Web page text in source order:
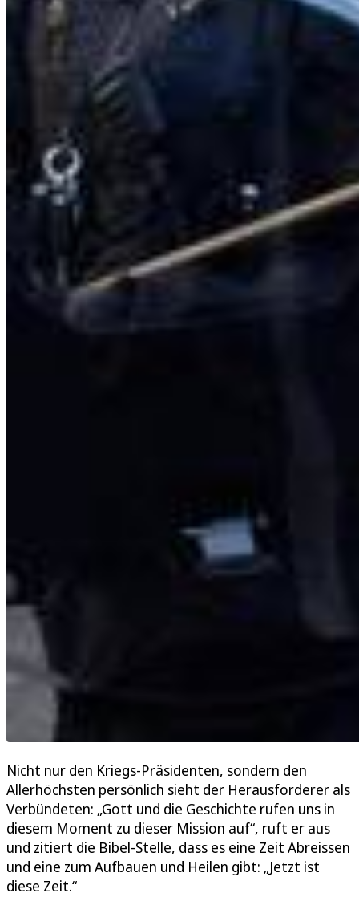
Nicht nur den Kriegs-Präsidenten, sondern den
Allerhöchsten persönlich sieht der Herausforderer als
Verbündeten: „Gott und die Geschichte rufen uns in
diesem Moment zu dieser Mission auf“, ruft er aus
und zitiert die Bibel-Stelle, dass es eine Zeit Abreissen
und eine zum Aufbauen und Heilen gibt: „Jetzt ist
diese Zeit.“